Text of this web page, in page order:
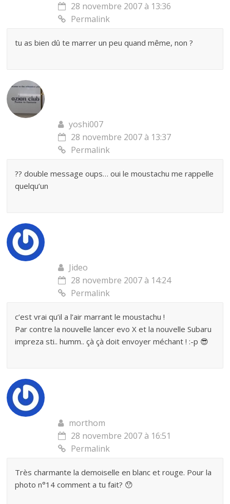
28 novembre 2007 à 13:36
Permalink
tu as bien dû te marrer un peu quand même, non ?
yoshi007
28 novembre 2007 à 13:37
Permalink
?? double message oups… oui le moustachu me rappelle
quelqu’un
Jideo
28 novembre 2007 à 14:24
Permalink
c’est vrai qu’il a l’air marrant le moustachu !
Par contre la nouvelle lancer evo X et la nouvelle Subaru
impreza sti.. humm.. çà çà doit envoyer méchant ! :-p 😎
morthom
28 novembre 2007 à 16:51
Permalink
Très charmante la demoiselle en blanc et rouge. Pour la
photo n°14 comment a tu fait? 😯